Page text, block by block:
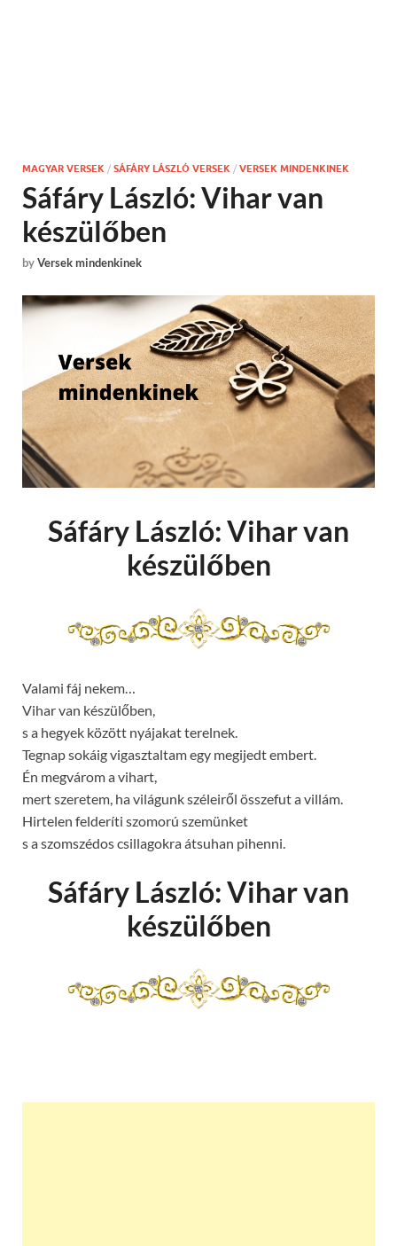
MAGYAR VERSEK / SÁFÁRY LÁSZLÓ VERSEK / VERSEK MINDENKINEK
Sáfáry László: Vihar van
készülőben
byVersek mindenkinek
Sáfáry László: Vihar van
készülőben
Valami fáj nekem…
Vihar van készülőben,
s a hegyek között nyájakat terelnek.
Tegnap sokáig vigasztaltam egy megijedt embert.
Én megvárom a vihart,
mert szeretem, ha világunk széleiről összefut a villám.
Hirtelen felderíti szomorú szemünket
s a szomszédos csillagokra átsuhan pihenni.
Sáfáry László: Vihar van
készülőben